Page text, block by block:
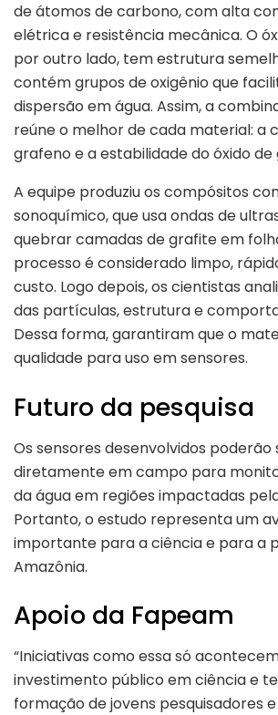
de átomos de carbono, com alta
elétrica e resistência mecânica. O
por outro lado, tem estrutura
contém grupos de oxigênio que
dispersão em água. Assim, a
reúne o melhor de cada material: a
grafeno e a estabilidade do óxido de
A equipe produziu os compósitos
sonoquímico, que usa ondas de
quebrar camadas de grafite em
processo é considerado limpo,
custo. Logo depois, os cientistas
das partículas, estrutura e
Dessa forma, garantiram que o
qualidade para uso em sensores.
Futuro da pesquisa
Os sensores desenvolvidos poderão
diretamente em campo para
da água em regiões impactadas
Portanto, o estudo representa um
importante para a ciência e para a
Amazônia.
Apoio da Fapeam
“Iniciativas como essa só
investimento público em ciência e
formação de jovens pesquisadores